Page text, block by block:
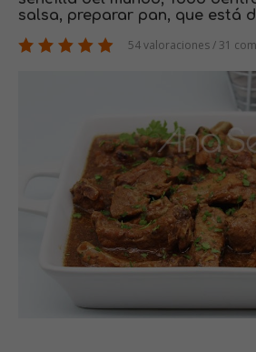
salsa, preparar pan, que está
54 valoraciones / 31